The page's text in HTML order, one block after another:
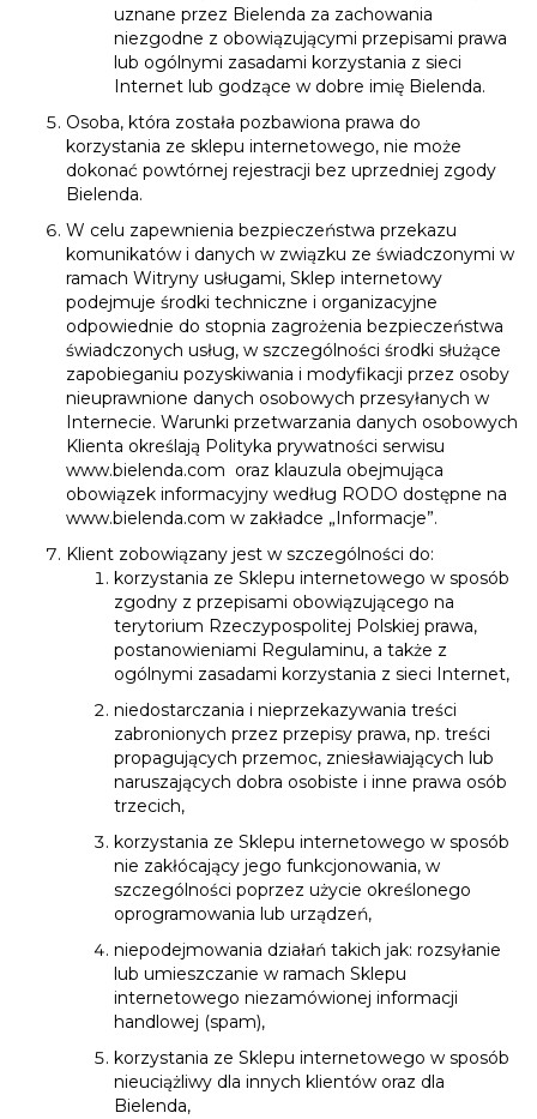
uznane przez Bielenda za zachowania
niezgodne z obowiązującymi przepisami prawa
lub ogólnymi zasadami korzystania z sieci
Internet lub godzące w dobre imię Bielenda.
Osoba, która została pozbawiona prawa do
korzystania ze sklepu internetowego, nie może
dokonać powtórnej rejestracji bez uprzedniej zgody
Bielenda.
W celu zapewnienia bezpieczeństwa przekazu
komunikatów i danych w związku ze świadczonymi w
ramach Witryny usługami, Sklep internetowy
podejmuje środki techniczne i organizacyjne
odpowiednie do stopnia zagrożenia bezpieczeństwa
świadczonych usług, w szczególności środki służące
zapobieganiu pozyskiwania i modyfikacji przez osoby
nieuprawnione danych osobowych przesyłanych w
Internecie. Warunki przetwarzania danych osobowych
Klienta określają Polityka prywatności serwisu
www.bielenda.com oraz klauzula obejmująca
obowiązek informacyjny według RODO dostępne na
www.bielenda.com w zakładce „Informacje”.
Klient zobowiązany jest w szczególności do:
korzystania ze Sklepu internetowego w sposób
zgodny z przepisami obowiązującego na
terytorium Rzeczypospolitej Polskiej prawa,
postanowieniami Regulaminu, a także z
ogólnymi zasadami korzystania z sieci Internet,
niedostarczania i nieprzekazywania treści
zabronionych przez przepisy prawa, np. treści
propagujących przemoc, zniesławiających lub
naruszających dobra osobiste i inne prawa osób
trzecich,
korzystania ze Sklepu internetowego w sposób
nie zakłócający jego funkcjonowania, w
szczególności poprzez użycie określonego
oprogramowania lub urządzeń,
niepodejmowania działań takich jak: rozsyłanie
lub umieszczanie w ramach Sklepu
internetowego niezamówionej informacji
handlowej (spam),
korzystania ze Sklepu internetowego w sposób
nieuciążliwy dla innych klientów oraz dla
Bielenda,